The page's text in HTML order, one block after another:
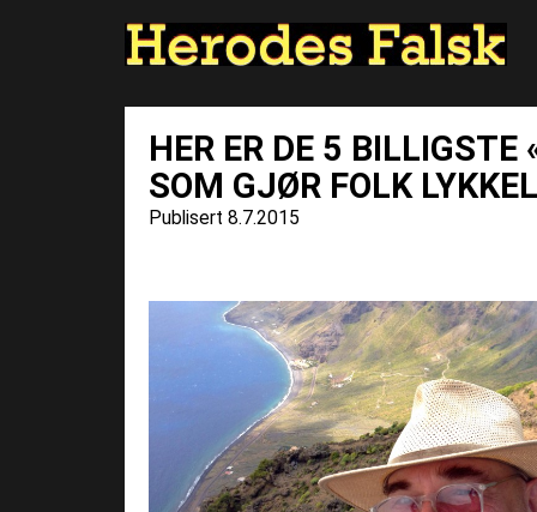
HER ER DE 5 BILLIGSTE
SOM GJØR FOLK
Publisert 8.7.2015